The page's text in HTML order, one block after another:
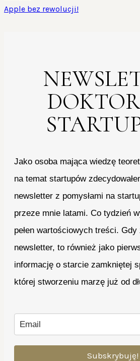
Apple bez rewolucji!
Jako osoba mająca wiedzę
na temat startupów
newsletter z pomysłami na
przeze mnie latami. Co tydzień
pełen wartościowych treści.
newsletter, to również jako
informację o starcie zamkniętej
której stworzeniu marzę już od
Subskrybuję!